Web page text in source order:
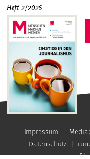
MMM - Menschen
Heft 2/2026
Impressum
Datenschutz